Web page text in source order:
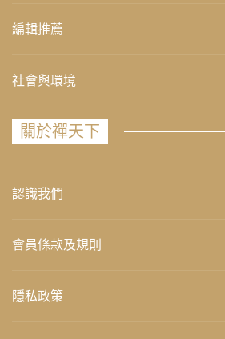
編輯推薦
社會與環境
關於禪天下
認識我們
會員條款及規則
隱私政策